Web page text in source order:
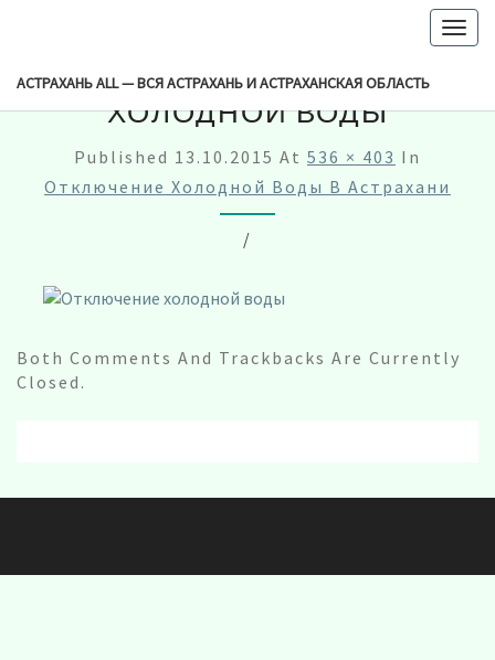
АСТРАХАНЬ ALL — ВСЯ АСТРАХАНЬ И АСТРАХАНСКАЯ ОБЛАСТЬ
ОТКЛЮЧЕНИЕ
ХОЛОДНОЙ ВОДЫ
Published 13.10.2015 At 536 × 403 In
Отключение Холодной Воды В Астрахани
/
Both Comments And Trackbacks Are Currently
Closed.